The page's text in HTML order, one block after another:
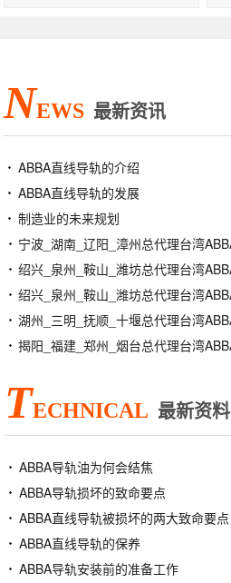
NEWS 最新资讯
ABBA直线导轨的介绍
ABBA直线导轨的发展
制造业的未来规划
TECHNICAL 最新资料
ABBA导轨油为何会结焦
ABBA导轨损坏的致命要点
ABBA直线导轨被损坏的两大致命要点
ABBA直线导轨的保养
ABBA导轨安装前的准备工作